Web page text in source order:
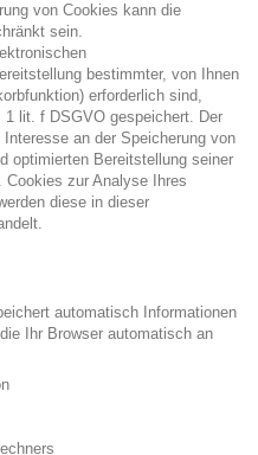
von Cookies kann die
sein.
bestimmter, von Ihnen
erforderlich sind,
1 lit. f DSGVO gespeichert. Der
an der Speicherung von
optimierten Bereitstellung seiner
Cookies zur Analyse Ihres
diese in dieser
automatisch Informationen
Ihr Browser automatisch an